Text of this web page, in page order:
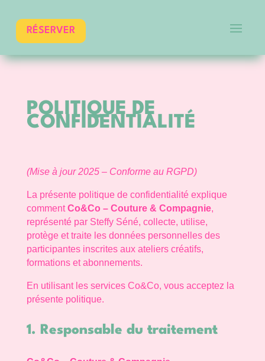
RÉSERVER
POLITIQUE DE
CONFIDENTIALITÉ
(Mise à jour 2025 – Conforme au RGPD)
La présente politique de confidentialité explique
commentCo&Co – Couture & Compagnie,
représenté par Steffy Séné, collecte, utilise,
protège et traite les données personnelles des
participantes inscrites aux ateliers créatifs,
formations et abonnements.
En utilisant les services Co&Co, vous acceptez la
présente politique.
1. Responsable du traitement